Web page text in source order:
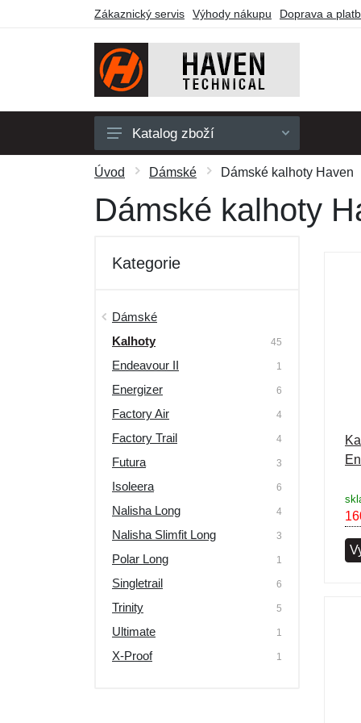
Zákaznický servis Výhody nákupu Doprava a
Pánské
Dámské
Doplňky
Outdoor
Dárkové poukazy
Výprodej
Katalog zboží
Úvod Dámské Dámské kalhoty Haven
Dámské kalhoty
Kategorie
Dámské
Kalhoty
45
Endeavour II 1
Energizer 6
Factory Air 4
Factory Trail 4
Futura 3
Isoleera 6
Nalisha Long 4
Nalisha Slimfit Long 3
Polar Long 1
Singletrail 6
Trinity 5
Ultimate 1
X-Proof 1